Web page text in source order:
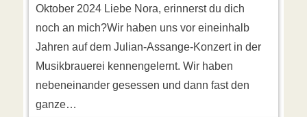
Oktober 2024 Liebe Nora, erinnerst du dich
noch an mich?Wir haben uns vor eineinhalb
Jahren auf dem Julian-Assange-Konzert in der
Musikbrauerei kennengelernt. Wir haben
nebeneinander gesessen und dann fast den
ganze…